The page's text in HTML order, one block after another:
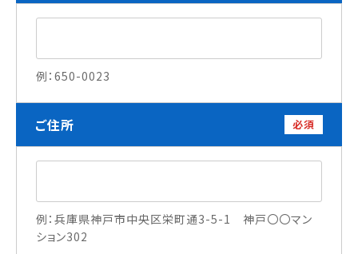
フォローアップレッスン
施設・設備紹介
先生紹介
キャンパスライフ
訪問者別
例：650-0023
ご住所 必須
例：兵庫県神戸市中央区栄町通3-5-1 神戸〇〇マン
ション302